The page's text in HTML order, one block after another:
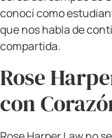
de Seton Hall
vida — y Carlos
mirándome con
que tienen los
convertirse en
sola: nos